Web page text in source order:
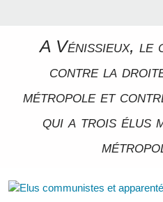
A Vénissieux, le
contre la
métropole et
qui a trois élus